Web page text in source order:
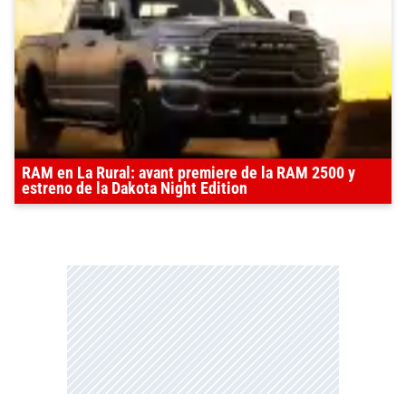
RAM en La Rural: avant premiere de la RAM 2500 y
estreno de la Dakota Night Edition